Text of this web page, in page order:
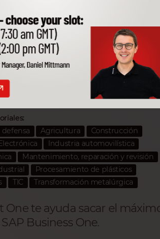
One
defensa
Agricultura
Construcción
Electrónica
Industria automovilística
Mantenimiento, reparación y revisión
Procesamiento de plásticos
TIC Transformación metalúrgica
One te ayuda sacar el
Business One.